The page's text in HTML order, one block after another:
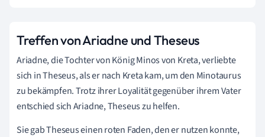
Treffen von Ariadne und Theseus
Ariadne, die Tochter von König Minos von Kreta, verliebte
sich in Theseus, als er nach Kreta kam, um den Minotaurus
zu bekämpfen. Trotz ihrer Loyalität gegenüber ihrem Vater
entschied sich Ariadne, Theseus zu helfen.
Sie gab Theseus einen roten Faden, den er nutzen konnte,